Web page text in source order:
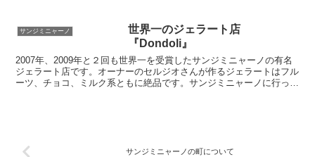
サンジミニャーノ
世界一のジェラート店
『Dondoli』
2007年、2009年と２回も世界一を受賞したサンジミニャーノの有名
ジェラート店です。オーナーのセルジオさんが作るジェラートはフル
ーツ、チョコ、ミルク系ともに絶品です。サンジミニャーノに行った
サンジミニャーノの町について